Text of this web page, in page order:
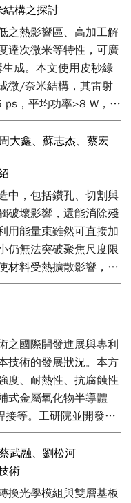
構之探討
之熱影響區、高加工解
達次微米等特性，可廣
成。本文使用皮秒綠
微/奈米結構，其雷射
，平均功率>8 W，脈
之影響，調變參數包
μJ及30 μJ）與掃描
測試結果發現在雷射脈
生成週期性結構，其結
改變掃瞄時間，在低
有太多改變，唯有在微
粒；而將雷射脈衝能量
/奈米結構。
大鑫、蘇志杰、蔡宏
中，包括鑽孔、切割與
破壞影響，還能消除殘
用能量束雖然可直接加
仍無法突破聚焦尺度限
材料受熱擴散影響，而
階段超快雷射系統已發
收機制，將有效打斷
為加工機制，突破傳
更能於聚焦點之內進行
寸。超快雷射加工製造
能搭配特殊加工製程，
成為可廣泛應用於半
域之微奈米元件、裝置
之國際開發進展與專利
技術的發展狀況。本方
度、耐熱性、抗腐蝕性
式金屬氧化物半導體
接等。工研院並開發可
均勻的微光圓柱狀，且
之銲點均勻度與強
武融、劉松河
術
換光學模組與雙層基板